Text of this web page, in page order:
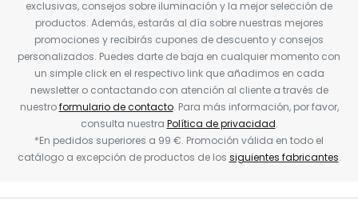
exclusivas, consejos sobre iluminación y la mejor selección de
productos. Además, estarás al día sobre nuestras mejores
promociones y recibirás cupones de descuento y consejos
personalizados. Puedes darte de baja en cualquier momento con
un simple click en el respectivo link que añadimos en cada
newsletter o contactando con atención al cliente a través de
nuestroformulario de contacto. Para más información, por favor,
consulta nuestra Política de privacidad.
*En pedidos superiores a 99 €. Promoción válida en todo el
catálogo a excepción de productos de los siguientes fabricantes.